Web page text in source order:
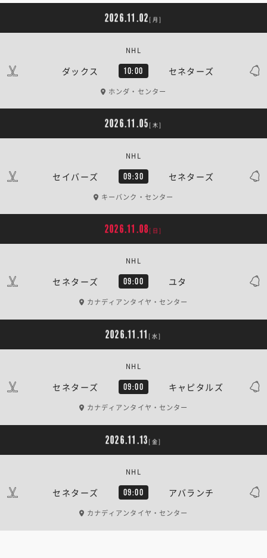
2026.11.02 [月]
ダックス 10:00 セネターズ
NHL
ホンダ・センター
2026.11.05 [木]
セイバーズ 09:30 セネターズ
NHL
キーバンク・センター
2026.11.08 [日]
セネターズ 09:00 ユタ
NHL
カナディアンタイヤ・センター
2026.11.11 [水]
セネターズ 09:00 キャピタルズ
NHL
カナディアンタイヤ・センター
2026.11.13 [金]
セネターズ 09:00 アバランチ
NHL
カナディアンタイヤ・センター